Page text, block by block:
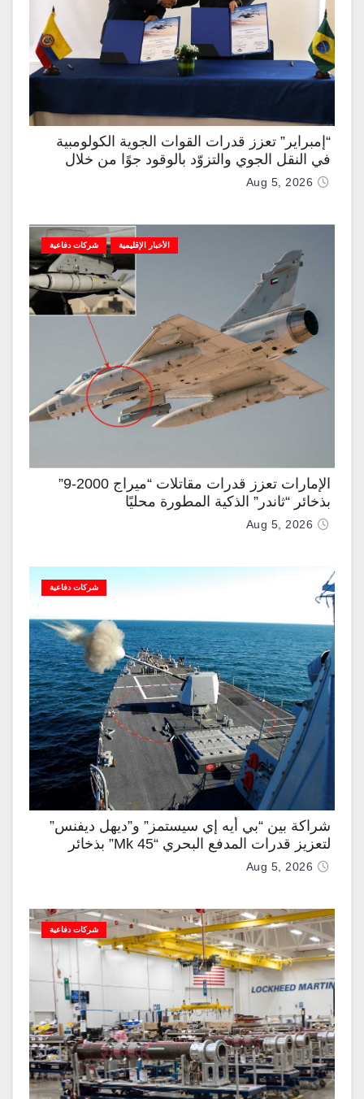
“إمبراير” تعزز قدرات القوات الجوية الكولومبية
في النقل الجوي والتزوّد بالوقود جوًا من خلال
تزويدها بطائرتي “كيه سي-390 ميلينيوم”
Aug 5, 2026
الأخبار الإقليمية شركات دفاعية
الإمارات تعزز قدرات مقاتلات “ميراج 2000-9”
بذخائر “ثاندر” الذكية المطورة محليًا
Aug 5, 2026
شركات دفاعية
شراكة بين “بي أيه إي سيستمز” و”ديهل ديفنس”
لتعزيز قدرات المدفع البحري “Mk 45” بذخائر
موجهة وصواريخ “IRIS-T”
Aug 5, 2026
شركات دفاعية